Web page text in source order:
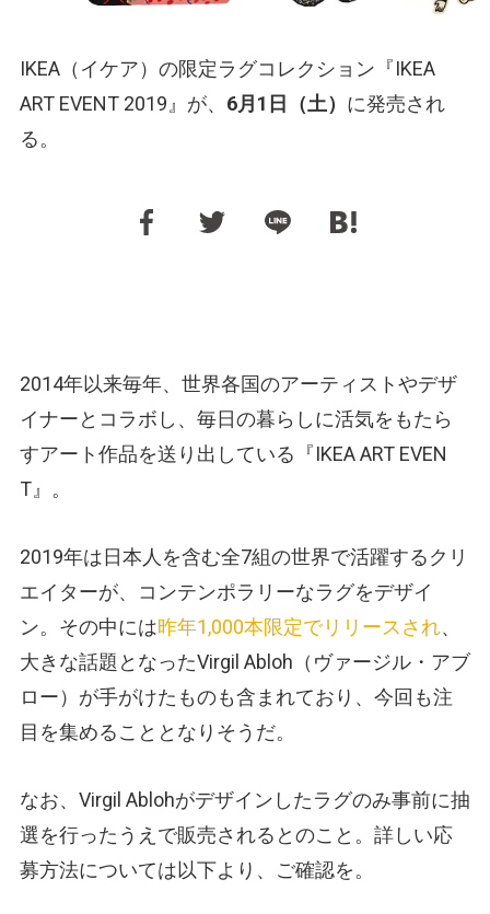
IKEA（イケア）の限定ラグコレクション『IKEA
ART EVENT 2019』が、 6月1日（土） に発売され
る。
2014年以来毎年、世界各国のアーティストやデザ
イナーとコラボし、毎日の暮らしに活気をもたら
すアート作品を送り出している『IKEA ART EVEN
T』。
2019年は日本人を含む全7組の世界で活躍するクリ
エイターが、コンテンポラリーなラグをデザイ
ン。その中には昨年1,000本限定でリリースされ、
大きな話題となったVirgil Abloh（ヴァージル・アブ
ロー）が手がけたものも含まれており、今回も注
目を集めることとなりそうだ。
なお、Virgil Ablohがデザインしたラグのみ事前に抽
選を行ったうえで販売されるとのこと。詳しい応
募方法については以下より、ご確認を。